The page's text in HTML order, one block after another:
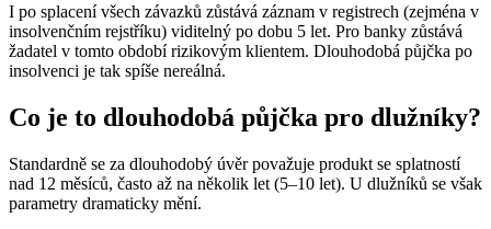
I po splacení všech závazků zůstává záznam v registrech (zejména v
insolvenčním rejstříku) viditelný po dobu 5 let. Pro banky zůstává
žadatel v tomto období rizikovým klientem. Dlouhodobá půjčka po
insolvenci je tak spíše nereálná.
Co je to dlouhodobá půjčka pro dlužníky?
Standardně se za dlouhodobý úvěr považuje produkt se splatností
nad 12 měsíců, často až na několik let (5–10 let). U dlužníků se však
parametry dramaticky mění.